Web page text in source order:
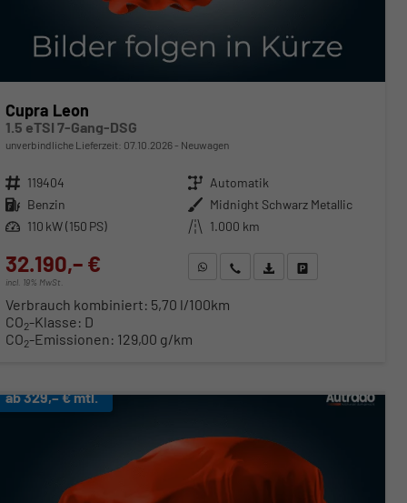
Cupra Leon
1.5 eTSI 7-Gang-DSG
unverbindliche Lieferzeit: 07.10.2026 Neuwagen
Fahrzeugnr. 119404 Getriebe Automatik
Kraftstoff Benzin Außenfarbe Midnight Schwarz Metallic
Leistung 110 kW (150 PS) Kilometerstand 1.000 km
32.190,– €
incl. 19% MwSt.
WhatsApp anfragen
Wir rufen Sie anFahrzeugexposé (PDF)
Fahrzeug parken
Verbrauch kombiniert: 5,70 l/100km
CO2-Klasse: D
CO2-Emissionen: 129,00 g/km
ab 329,– € mtl.